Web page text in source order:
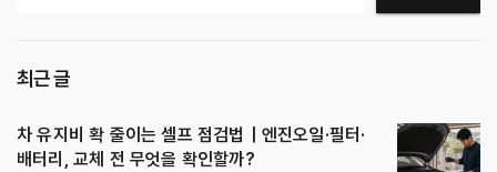
최근 글
차 유지비 확 줄이는 셀프 점검법｜엔진오일·필터·
배터리, 교체 전 무엇을 확인할까?